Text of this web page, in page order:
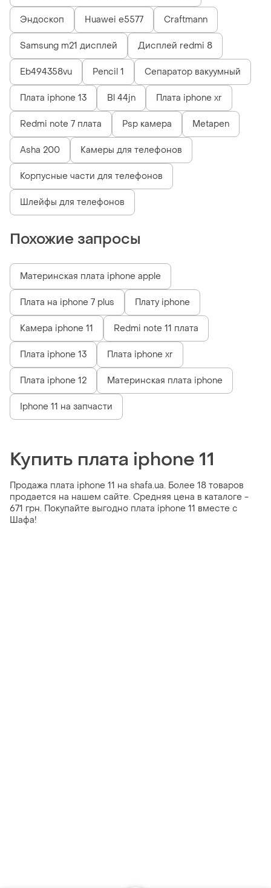
Эндоскоп Huawei e5577 Craftmann
Samsung m21 дисплей Дисплей redmi 8
Eb494358vu Pencil 1 Сепаратор вакуумный
Плата iphone 13 Bl 44jn Плата iphone xr
Redmi note 7 плата Psp камера Metapen
Asha 200 Камеры для телефонов
Корпусные части для телефонов
Шлейфы для телефонов
Похожие запросы
Материнская плата iphone apple
Плата на iphone 7 plus Плату iphone
Камера iphone 11 Redmi note 11 плата
Плата iphone 13 Плата iphone xr
Плата iphone 12 Материнская плата iphone
Iphone 11 на запчасти
Купить плата iphone 11
Продажа плата iphone 11 на shafa.ua. Более 18 товаров
продается на нашем сайте. Средняя цена в каталоге -
671 грн. Покупайте выгодно плата iphone 11 вместе с
Шафа!